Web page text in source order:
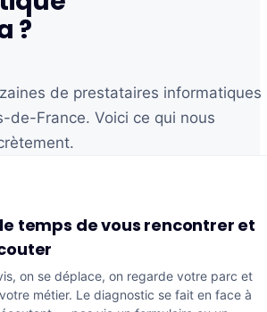
?
de prestataires informatiques
de-France. Voici ce qui nous
temps de vous rencontrer et
on se déplace, on regarde votre parc et
métier. Le diagnostic se fait en face à